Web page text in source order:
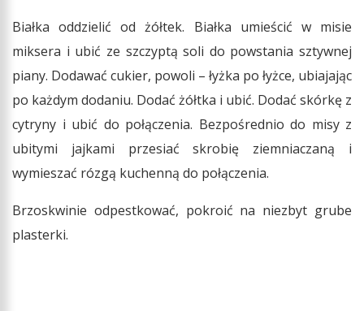
Białka oddzielić od żółtek. Białka umieścić w misie
miksera i ubić ze szczyptą soli do powstania sztywnej
piany. Dodawać cukier, powoli – łyżka po łyżce, ubiajając
po każdym dodaniu. Dodać żółtka i ubić. Dodać skórkę z
cytryny i ubić do połączenia. Bezpośrednio do misy z
ubitymi jajkami przesiać skrobię ziemniaczaną i
wymieszać rózgą kuchenną do połączenia.
Brzoskwinie odpestkować, pokroić na niezbyt grube
plasterki.